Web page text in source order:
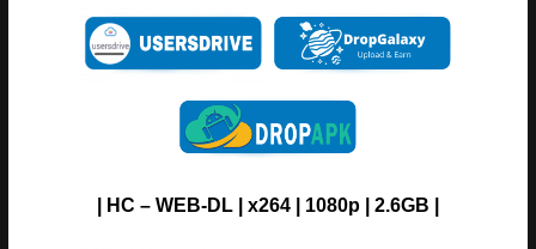
| HC – WEB-DL | x264 | 1080p | 2.6GB |